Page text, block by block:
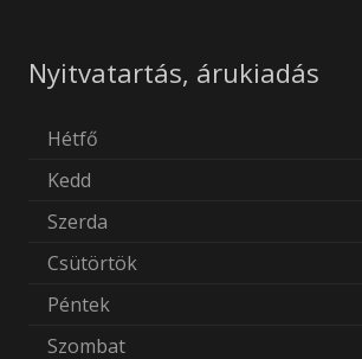
Nyitvatartás, árukiadás
Hétfő
Kedd
Szerda
Csütörtök
Péntek
Szombat